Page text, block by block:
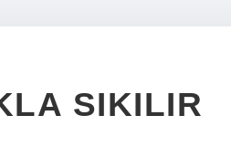
SIKILIR